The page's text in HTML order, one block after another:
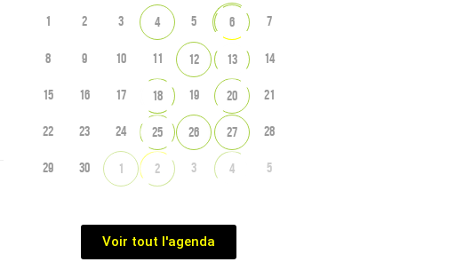
1 2 3 4 5 6 7
8 9 10 11 12 13 14
15 16 17 18 19 20 21
22 23 24 25 26 27 28
29 30 1 2 3 4 5
Voir tout l'agenda